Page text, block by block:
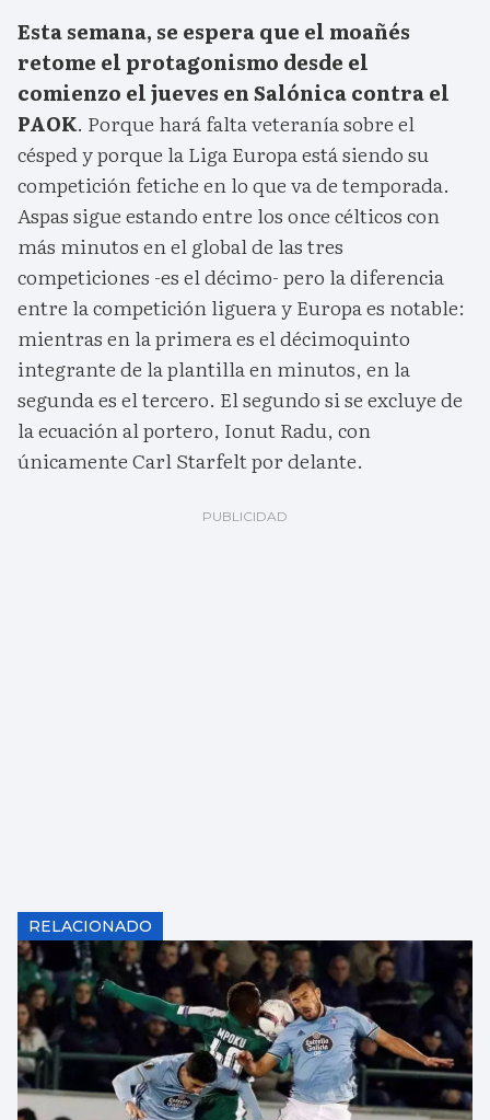
Esta semana, se espera que el moañés
retome el protagonismo desde el
comienzo el jueves en Salónica contra el
PAOK. Porque hará falta veteranía sobre el
césped y porque la Liga Europa está siendo su
competición fetiche en lo que va de temporada.
Aspas sigue estando entre los once célticos con
más minutos en el global de las tres
competiciones -es el décimo- pero la diferencia
entre la competición liguera y Europa es notable:
mientras en la primera es el décimoquinto
integrante de la plantilla en minutos, en la
segunda es el tercero. El segundo si se excluye de
la ecuación al portero, Ionut Radu, con
únicamente Carl Starfelt por delante.
RELACIONADO